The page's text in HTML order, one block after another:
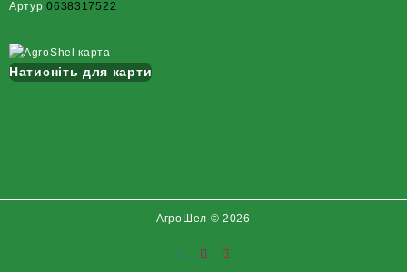
Артур0638317522
Натисніть для карти
АгроШел © 2026